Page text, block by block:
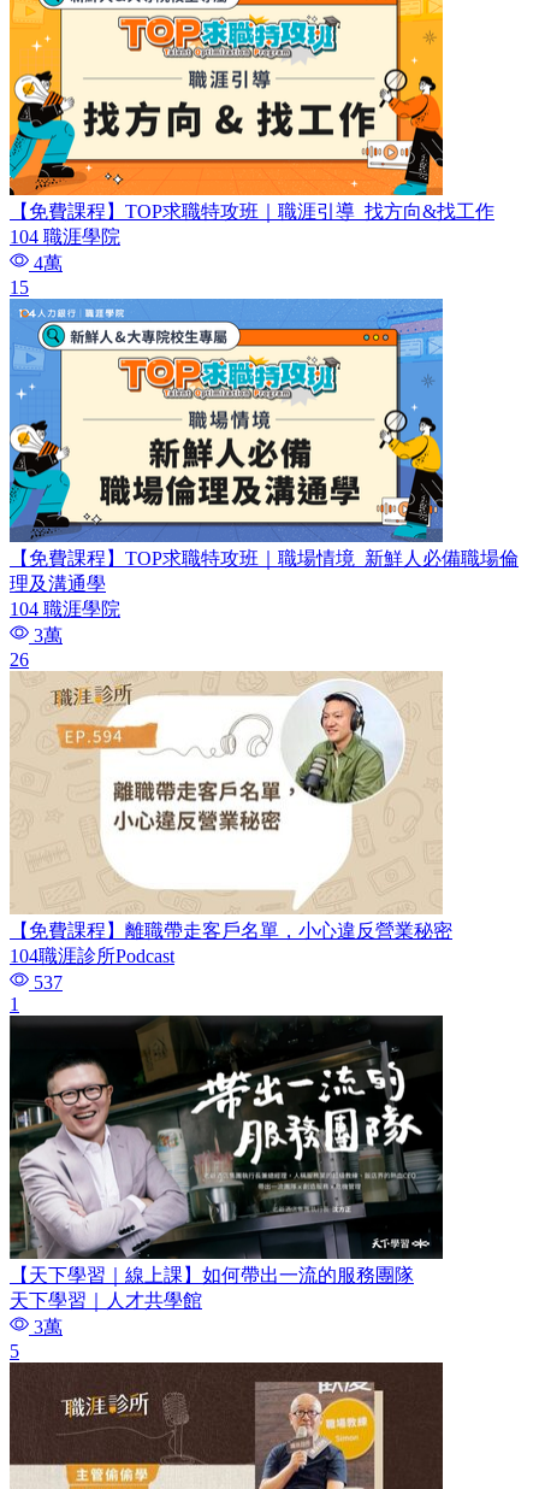
【免費課程】TOP求職特攻班｜職涯引導_找方向&找工作
104 職涯學院
4萬
15
【免費課程】TOP求職特攻班｜職場情境_新鮮人必備職場倫
理及溝通學
104 職涯學院
3萬
26
【免費課程】離職帶走客戶名單，小心違反營業秘密
104職涯診所Podcast
537
1
【天下學習｜線上課】如何帶出一流的服務團隊
天下學習｜人才共學館
3萬
5